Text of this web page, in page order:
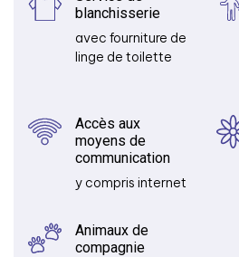
blanchisserie
avec fourniture de
linge de toilette
Accès aux
moyens de
communication
y compris internet
Animaux de
compagnie